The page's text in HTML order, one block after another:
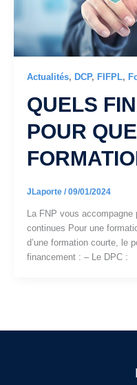
Actualités, DCP, FIFPL,
QUELS
POUR
JLaporte / 09/01/2024
La FNP vous
continues Pour une
d’une formation courte, le
financement : – Le DPC :